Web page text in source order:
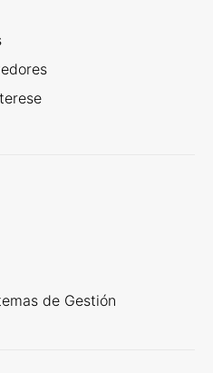
de Gestión